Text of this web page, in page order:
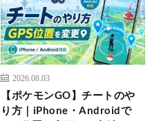
2026.08.03
【ポケモンGO】チートのや
り方｜iPhone・Androidで